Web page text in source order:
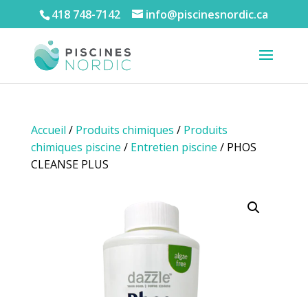
418 748-7142 info@piscinesnordic.ca
Accueil / Produits chimiques / Produits
chimiques piscine / Entretien piscine / PHOS
CLEANSE PLUS